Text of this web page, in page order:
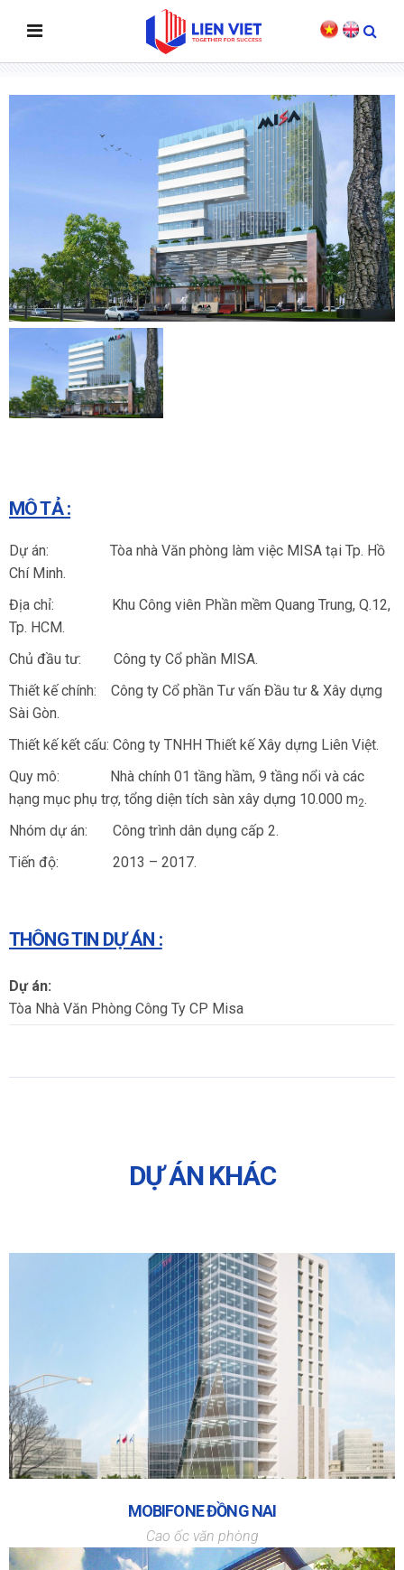
TÒA NHÀ VĂN PHÒNG CÔNG TY CP MISA
MÔ TẢ :
Dự án: Tòa nhà Văn phòng làm việc MISA tại Tp. Hồ
Chí Minh.
Địa chỉ: Khu Công viên Phần mềm Quang Trung, Q.12,
Tp. HCM.
Chủ đầu tư: Công ty Cổ phần MISA.
Thiết kế chính: Công ty Cổ phần Tư vấn Đầu tư & Xây dựng
Sài Gòn.
Thiết kế kết cấu: Công ty TNHH Thiết kế Xây dựng Liên Việt.
Quy mô: Nhà chính 01 tầng hầm, 9 tầng nổi và các
hạng mục phụ trợ, tổng diện tích sàn xây dựng 10.000 m2.
Nhóm dự án: Công trình dân dụng cấp 2.
Tiến độ: 2013 – 2017.
THÔNG TIN DỰ ÁN :
Dự án:
Tòa Nhà Văn Phòng Công Ty CP Misa
DỰ ÁN KHÁC
MOBIFONE ĐỒNG NAI
Cao ốc văn phòng